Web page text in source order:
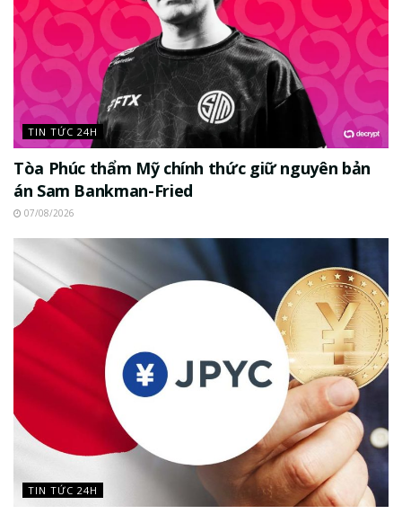
TIN TỨC 24H
Tòa Phúc thẩm Mỹ chính thức giữ nguyên bản
án Sam Bankman-Fried
07/08/2026
TIN TỨC 24H